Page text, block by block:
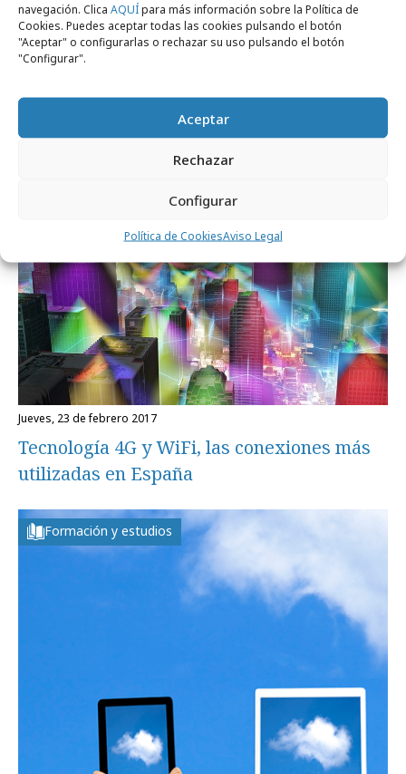
navegación. Clica AQUÍpara más información sobre la Política de
Cookies. Puedes aceptar todas las cookies pulsando el botón
"Aceptar" o configurarlas o rechazar su uso pulsando el botón
"Configurar".
Aceptar
Rechazar
Configurar
Política de CookiesAviso Legal
miércoles, 15 de marzo 2017
El proveedor de Wifi, Fon, confía en la
Formación y estudios
jueves, 23 de febrero 2017
Tecnología 4G y WiFi, las conexiones más
utilizadas en España
Formación y estudios